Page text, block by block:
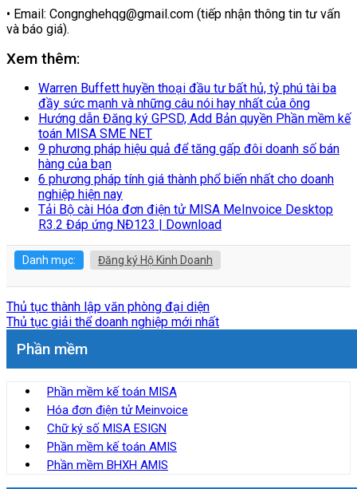
• Email: Congnghehqg@gmail.com (tiếp nhận thông tin tư vấn
và báo giá).
Xem thêm:
Warren Buffett huyền thoại đầu tư bất hủ, tỷ phú tài ba
đầy sức mạnh và những câu nói hay nhất của ông
Hướng dẫn Đăng ký GPSD, Add Bản quyền Phần mềm kế
toán MISA SME NET
9 phương pháp hiệu quả để tăng gấp đôi doanh số bán
hàng của bạn
6 phương pháp tính giá thành phổ biến nhất cho doanh
nghiệp hiện nay
Tải Bộ cài Hóa đơn điện tử MISA MeInvoice Desktop
R3.2 Đáp ứng NĐ123 | Download
Danh mục: Đăng ký Hộ Kinh Doanh
Thủ tục thành lập văn phòng đại diện
Thủ tục giải thể doanh nghiệp mới nhất
Phần mềm
Phần mềm kế toán MISA
Hóa đơn điện tử Meinvoice
Chữ ký số MISA ESIGN
Phần mềm kế toán AMIS
Phần mềm BHXH AMIS